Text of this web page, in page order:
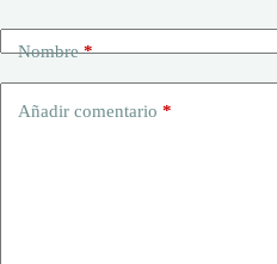
Nombre*
Añadir comentario *